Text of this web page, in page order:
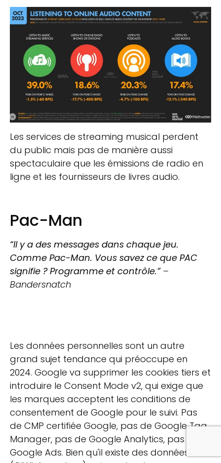
Les services de streaming musical perdent
du public mais pas de manière aussi
spectaculaire que les émissions de radio en
ligne et les fournisseurs de livres audio.
Pac-Man
“Il y a des messages dans chaque jeu.
Comme Pac-Man. Vous savez ce que PAC
signifie ? Programme et contrôle.” –
Bandersnatch
Les données personnelles sont un autre
grand sujet tendance qui préoccupe en
2024. Google va supprimer les cookies tiers et
introduire le Consent Mode v2, qui exige que
les marques acceptent les conditions de
consentement de Google pour le suivi. Pas
de CMP certifiée Google, pas de Google Tag
Manager, pas de Google Analytics, pas de
Google Ads. Bien qu'il existe des données